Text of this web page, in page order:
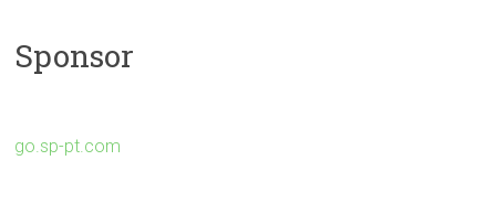
Sponsor
go.sp-pt.com